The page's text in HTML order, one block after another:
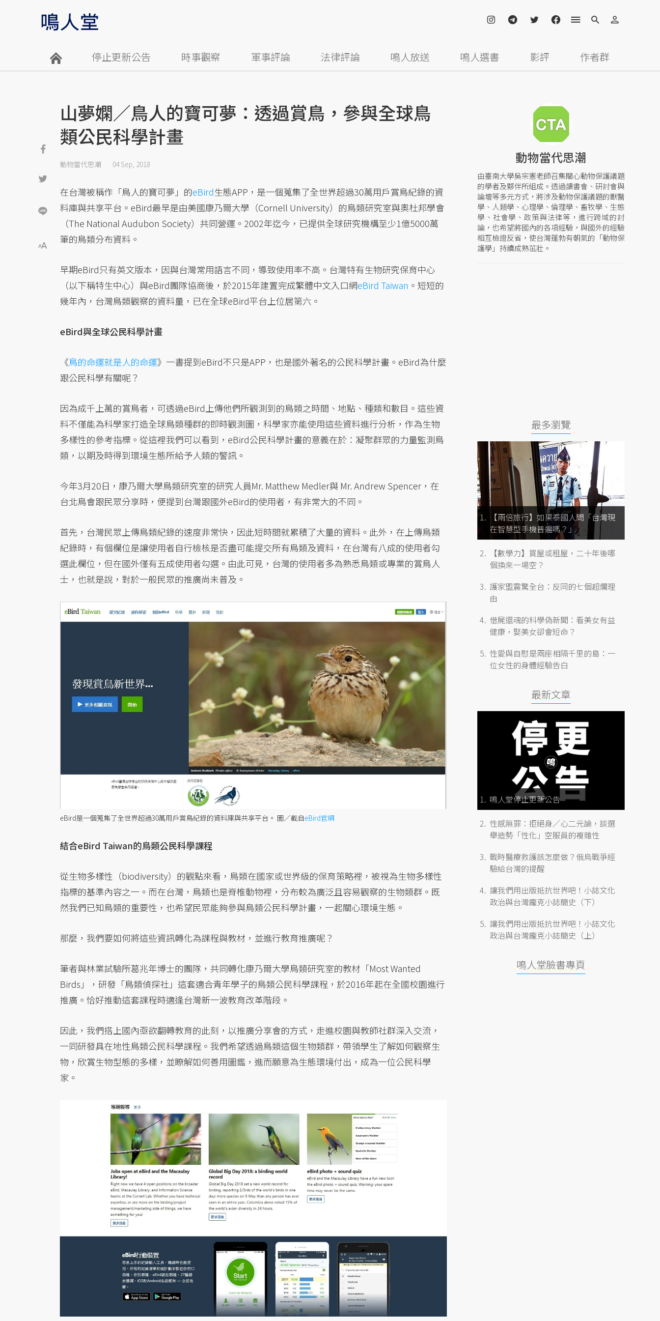
停止更新公告 時事觀察 軍事評論 法律評論 鳴人放送 鳴人選書 影評 作者群
山夢嫻／鳥人的寶可夢：透過賞鳥，參與全球鳥
類公民科學計畫
動物當代思潮 04 Sep, 2018
在台灣被稱作「鳥人的寶可夢」的eBird生態APP，是一個蒐集了全世界超過30萬用戶賞鳥紀錄的資
料庫與共享平台。eBird最早是由美國康乃爾大學（Cornell University）的鳥類研究室與奧杜邦學會
（The National Audubon Society）共同營運。2002年迄今，已提供全球研究機構至少1億5000萬
筆的鳥類分布資料。
早期eBird只有英文版本，因與台灣常用語言不同，導致使用率不高。台灣特有生物研究保育中心
（以下稱特生中心）與eBird團隊協商後，於2015年建置完成繁體中文入口網eBird Taiwan 。短短的
幾年內，台灣鳥類觀察的資料量，已在全球eBird平台上位居第六。
eBird與全球公民科學計畫
《鳥的命運就是人的命運》一書提到eBird不只是APP，也是國外著名的公民科學計畫。eBird為什麼
跟公民科學有關呢？
因為成千上萬的賞鳥者，可透過eBird上傳他們所觀測到的鳥類之時間、地點、種類和數目。這些資
料不僅能為科學家打造全球鳥類種群的即時觀測圖，科學家亦能使用這些資料進行分析，作為生物
多樣性的參考指標。從這裡我們可以看到，eBird公民科學計畫的意義在於：凝聚群眾的力量監測鳥
類，以期及時得到環境生態所給予人類的警訊。
今年3月20日，康乃爾大學鳥類研究室的研究人員Mr. Matthew Medler與 Mr. Andrew Spencer，在
台北鳥會跟民眾分享時，便提到台灣跟國外eBird的使用者，有非常大的不同。
首先，台灣民眾上傳鳥類紀錄的速度非常快，因此短時間就累積了大量的資料。此外，在上傳鳥類
紀錄時，有個欄位是讓使用者自行檢核是否盡可能提交所有鳥類及資料，在台灣有八成的使用者勾
選此欄位，但在國外僅有五成使用者勾選。由此可見，台灣的使用者多為熟悉鳥類或專業的賞鳥人
士，也就是說，對於一般民眾的推廣尚未普及。
eBird是一個蒐集了全世界超過30萬用戶賞鳥紀錄的資料庫與共享平台。 圖／截自eBird官網
結合eBird Taiwan的鳥類公民科學課程
從生物多樣性（biodiversity）的觀點來看，鳥類在國家或世界級的保育策略裡，被視為生物多樣性
指標的基準內容之一。而在台灣，鳥類也是脊椎動物裡，分布較為廣泛且容易觀察的生物類群。既
然我們已知鳥類的重要性，也希望民眾能夠參與鳥類公民科學計畫，一起關心環境生態。
那麼，我們要如何將這些資訊轉化為課程與教材，並進行教育推廣呢？
筆者與林業試驗所葛兆年博士的團隊，共同轉化康乃爾大學鳥類研究室的教材「Most Wanted
Birds」，研發「鳥類偵探社」這套適合青年學子的鳥類公民科學課程，於2016年起在全國校園進行
推廣。恰好推動這套課程時適逢台灣新一波教育改革階段。
因此，我們搭上國內亟欲翻轉教育的此刻，以推廣分享會的方式，走進校園與教師社群深入交流，
一同研發具在地性鳥類公民科學課程。我們希望透過鳥類這個生物類群，帶領學生了解如何觀察生
物，欣賞生物型態的多樣，並瞭解如何善用圖鑑，進而願意為生態環境付出，成為一位公民科學
家。
動物當代思潮
由臺南大學吳宗憲老師召集關心動物保護議題
的學者及夥伴所組成。透過讀書會、研討會與
論壇等多元方式，將涉及動物保護議題的獸醫
學、人類學、心理學、倫理學、畜牧學、生態
學、社會學、政策與法律等，進行跨域的討
論，也希望將國內的各項經驗，與國外的經驗
相互檢證反省，使台灣蓬勃有朝氣的「動物保
護學」持續成熟茁壯。
最多瀏覽
【兩倍旅行】如果泰國人問「台灣現
在智慧型手機普遍嗎？」
【數學力】買屋或租屋，二十年後哪
個換來一場空？
護家盟震驚全台：反同的七個超爛理
由
借屍還魂的科學偽新聞：看美女有益
健康，娶美女卻會短命？
性愛與自慰是兩座相隔千里的島：一
位女性的身體經驗告白
最新文章
鳴人堂停止更新公告
性感無罪：拒絕身／心二元論，談選
舉造勢「性化」空服員的複雜性
戰時醫療救護該怎麼做？俄烏戰爭經
驗給台灣的提醒
讓我們用出版抵抗世界吧！小誌文化
政治與台灣龐克小誌簡史（下）
讓我們用出版抵抗世界吧！小誌文化
政治與台灣龐克小誌簡史（上）
鳴人堂臉書專頁